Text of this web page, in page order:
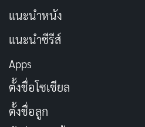
ซีรีส์โรแมนติกคอเมดี้ที่พร้อมทำ
แนะนำหนัง
แนะนำซีรีส์
Apps
ตั้งชื่อโซเชียล
ตั้งชื่อลูก